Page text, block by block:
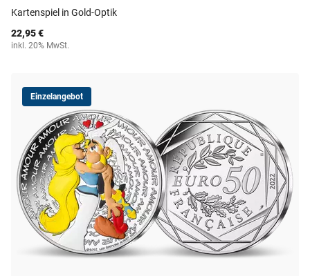
Kartenspiel in Gold-Optik
22,95 €
inkl. 20% MwSt.
Einzelangebot